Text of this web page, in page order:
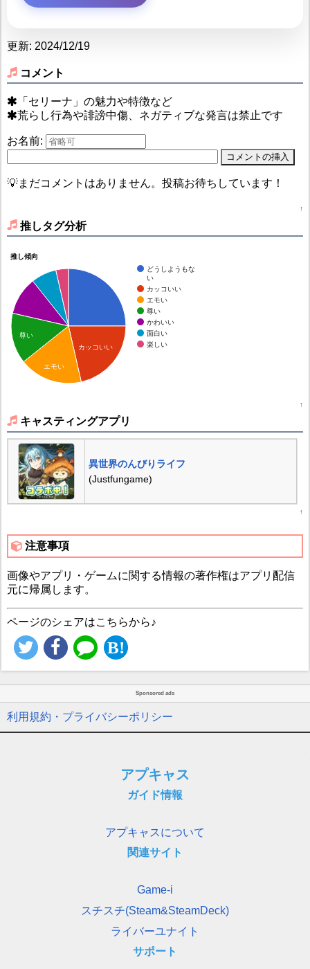
更新: 2024/12/19
コメント
「セリーナ」の魅力や特徴など
荒らし行為や誹謗中傷、ネガティブな発言は禁止です
お名前:
💡まだコメントはありません。投稿お待ちしています！
↑
推しタグ分析
推し傾向
どうしようもな
い
カッコいい
エモい
尊い
かわいい
面白い
楽しい
カッコいい
尊い
エモい
↑
キャスティングアプリ
異世界のんびりライフ
(Justfungame)
↑
注意事項
画像やアプリ・ゲームに関する情報の著作権はアプリ配信
元に帰属します。
ページのシェアはこちらから♪
Sponsored ads
利用規約・プライバシーポリシー
アプキャス
ガイド情報
アプキャスについて
関連サイト
Game-i
スチスチ(Steam&SteamDeck)
ライバーユナイト
サポート